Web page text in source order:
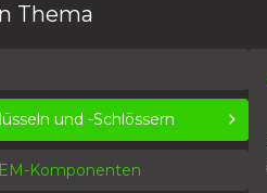
Thema
und -Schlössern
Komponenten